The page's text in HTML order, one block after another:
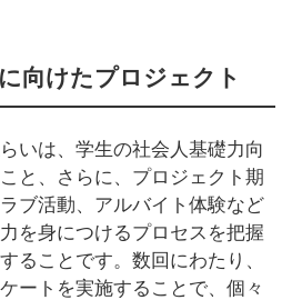
向けたプロジェクト
いは、学生の社会人基礎力向
と、さらに、プロジェクト期
ブ活動、アルバイト体験など
を身につけるプロセスを把握
ることです。数回にわたり、
ートを実施することで、個々